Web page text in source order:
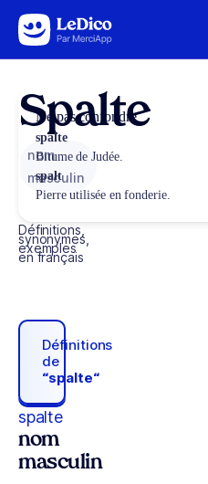
Aller au contenu
Spalte
nom
masculin
Définitions,
synonymes,
exemples
en français
Définitions
de
“spalte“
spalte
nom
masculin
Ne pas confondre
spalte
Bitume de Judée.
spalt
Pierre utilisée en fonderie.